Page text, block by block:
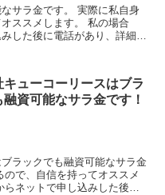
サラ金です。 実際に私自身
ススメします。 私の場合
した後に電話があり、詳細を
キューコーリースはブラ
融資可能なサラ金です！
ラックでも融資可能なサラ金
で、自信を持ってオススメ
ネットで申し込みした後に